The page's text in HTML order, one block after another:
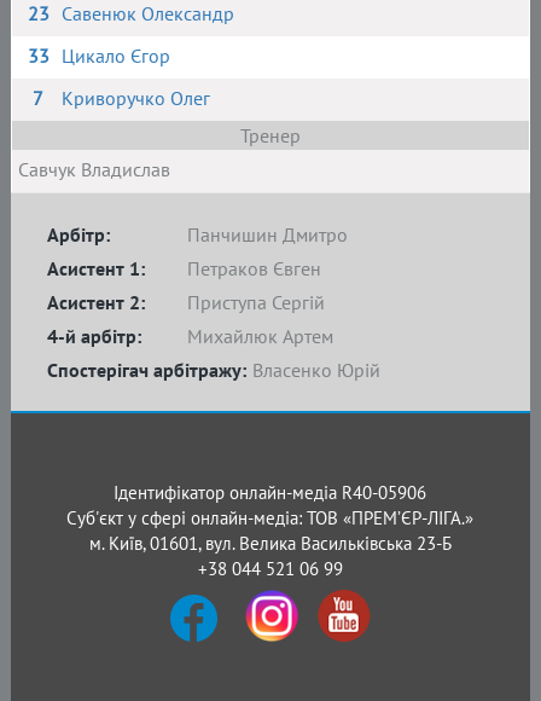
23 Савенюк Олександр
33 Цикало Єгор
7
Криворучко Олег
Тренер
Савчук Владислав
Арбітр:
Панчишин Дмитро
Асистент 1:
Петраков Євген
Асистент 2:
Приступа Сергій
4-й арбітр:
Михайлюк Артем
Спостерігач арбітражу: Власенко Юрій
Ідентифікатор онлайн-медіа R40-05906
Суб'єкт у сфері онлайн-медіа: ТОВ «ПРЕМ’ЄР-ЛІГА.»
м. Київ, 01601, вул. Велика Васильківська 23-Б
+38 044 521 06 99